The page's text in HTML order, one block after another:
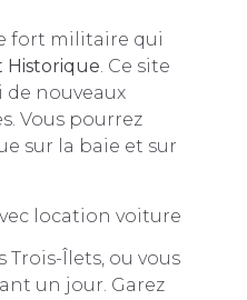
fort militaire qui
Historique. Ce site
de nouveaux
Vous pourrez
sur la baie et sur
Trois-Îlets, ou vous
un jour. Garez